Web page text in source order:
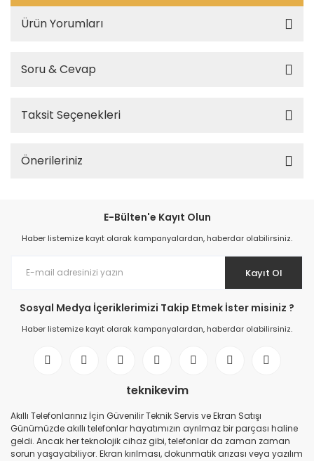
Ürün Yorumları
Soru & Cevap
Taksit Seçenekleri
Önerileriniz
E-Bülten'e Kayıt Olun
Haber listemize kayıt olarak kampanyalardan, haberdar olabilirsiniz.
Kayıt Ol
Sosyal Medya İçeriklerimizi Takip Etmek İster misiniz ?
Haber listemize kayıt olarak kampanyalardan, haberdar olabilirsiniz.
teknikevim
Akıllı Telefonlarınız İçin Güvenilir Teknik Servis ve Ekran Satışı
Günümüzde akıllı telefonlar hayatımızın ayrılmaz bir parçası haline
geldi. Ancak her teknolojik cihaz gibi, telefonlar da zaman zaman
sorun yaşayabiliyor. Ekran kırılması, dokunmatik arızası veya yazılım